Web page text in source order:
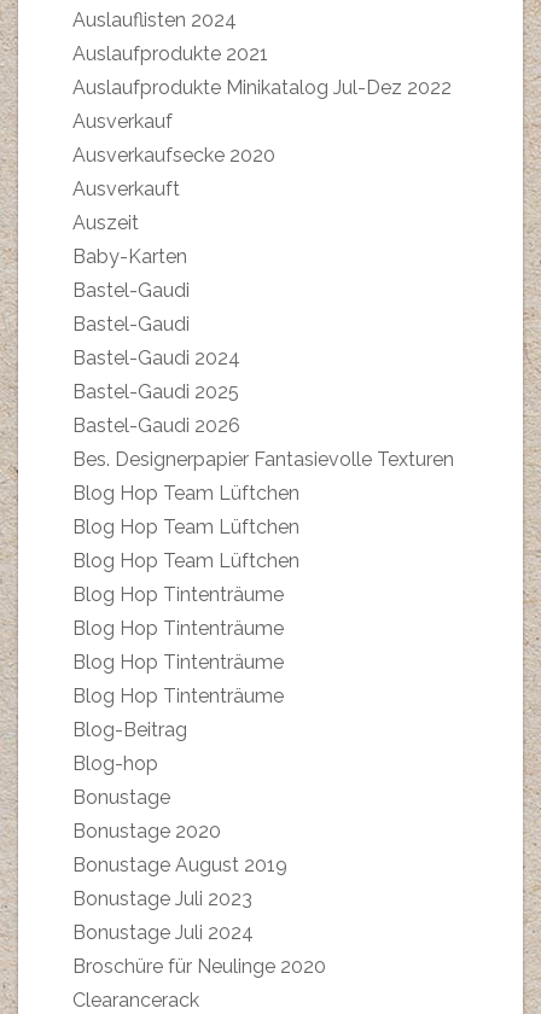
Auslauflisten 2024
Auslaufprodukte 2021
Auslaufprodukte Minikatalog Jul-Dez 2022
Ausverkauf
Ausverkaufsecke 2020
Ausverkauft
Auszeit
Baby-Karten
Bastel-Gaudi
Bastel-Gaudi
Bastel-Gaudi 2024
Bastel-Gaudi 2025
Bastel-Gaudi 2026
Bes. Designerpapier Fantasievolle Texturen
Blog Hop Team Lüftchen
Blog Hop Team Lüftchen
Blog Hop Team Lüftchen
Blog Hop Tintenträume
Blog Hop Tintenträume
Blog Hop Tintenträume
Blog Hop Tintenträume
Blog-Beitrag
Blog-hop
Bonustage
Bonustage 2020
Bonustage August 2019
Bonustage Juli 2023
Bonustage Juli 2024
Broschüre für Neulinge 2020
Clearancerack